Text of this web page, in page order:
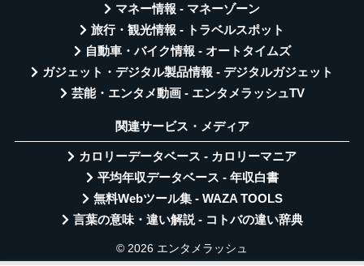
マネー情報 - マネーゾーン
旅行・観光情報 - トラベルスポット
自動車・バイク情報 - オートタイムズ
ガジェット・デジタル製品情報 - デジタルガジェット
芸能・エンタメ動画 - エンタメラッシュTV
関連サービス・メディア
カロリーデータベース - カロリーマニア
平均年収データベース - 年収白書
無料Webツール集 - WAZA TOOLS
言葉の意味・違い解説 - コトバの違い辞典
© 2026 エンタメラッシュ